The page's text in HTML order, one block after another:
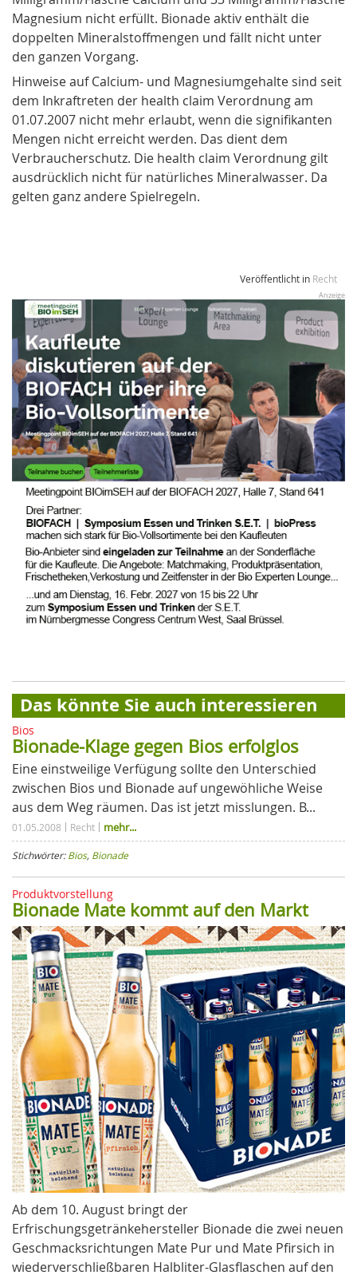
Magnesium nicht erfüllt. Bionade aktiv enthält die
doppelten Mineralstoffmengen und fällt nicht unter
den ganzen Vorgang.
Hinweise auf Calcium- und Magnesiumgehalte sind seit
dem Inkraftreten der health claim Verordnung am
01.07.2007 nicht mehr erlaubt, wenn die signifikanten
Mengen nicht erreicht werden. Das dient dem
Verbraucherschutz. Die health claim Verordnung gilt
ausdrücklich nicht für natürliches Mineralwasser. Da
gelten ganz andere Spielregeln.
Veröffentlicht in Recht
Anzeige
Das könnte Sie auch interessieren
Bios
Bionade-Klage gegen Bios erfolglos
Eine einstweilige Verfügung sollte den Unterschied
zwischen Bios und Bionade auf ungewöhliche Weise
aus dem Weg räumen. Das ist jetzt misslungen. B...
01.05.2008 Recht mehr...
Stichwörter:Bios, Bionade
Produktvorstellung
Bionade Mate kommt auf den Markt
Ab dem 10. August bringt der
Erfrischungsgetränkehersteller Bionade die zwei neuen
Geschmacksrichtungen Mate Pur und Mate Pfirsich in
wiederverschließbaren Halbliter-Glasflaschen auf den